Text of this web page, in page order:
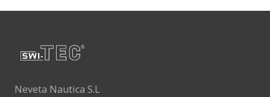
Neveta Nautica S.L